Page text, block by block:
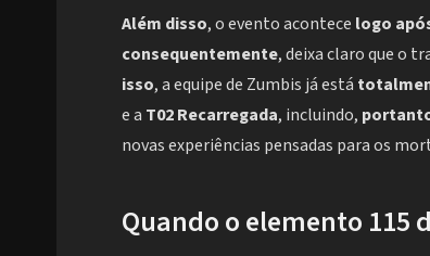
Além disso, o evento acontece logo
consequentemente, deixa claro que o
isso, a equipe de Zumbis já está
e a T02 Recarregada, incluindo,
novas experiências pensadas para os
Quando o elemento 115